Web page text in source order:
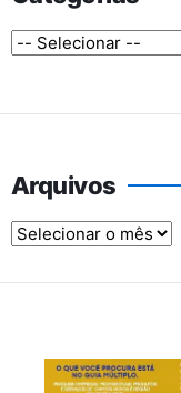
Arquivos
Arquivos